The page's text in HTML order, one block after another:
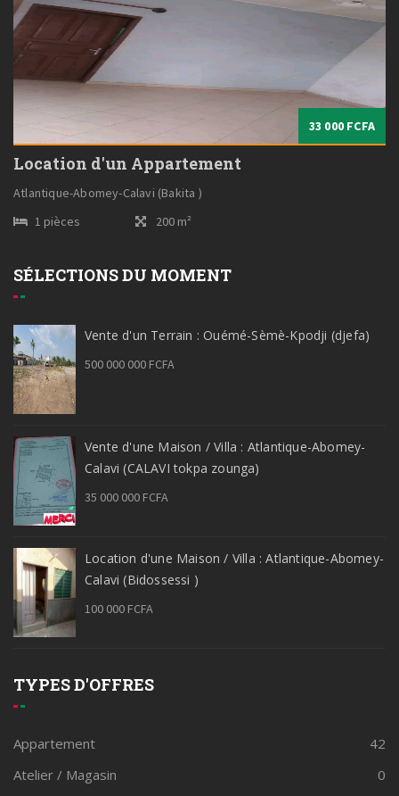
33 000 FCFA
Location d'un Appartement
Atlantique-Abomey-Calavi (Bakita )
1 pièces
200 m²
SÉLECTIONS DU MOMENT
Vente d'un Terrain : Ouémé-Sèmè-Kpodji (djefa)
500 000 000 FCFA
Vente d'une Maison / Villa : Atlantique-Abomey-
Calavi (CALAVI tokpa zounga)
35 000 000 FCFA
Location d'une Maison / Villa : Atlantique-Abomey-
Calavi (Bidossessi )
100 000 FCFA
TYPES D'OFFRES
Appartement
42
Atelier / Magasin
0